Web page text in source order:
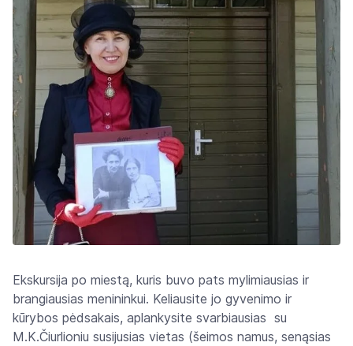
Ekskursija po miestą, kuris buvo pats mylimiausias ir
brangiausias menininkui. Keliausite jo gyvenimo ir
kūrybos pėdsakais, aplankysite svarbiausias su
M.K.Čiurlioniu susijusias vietas (šeimos namus, senąsias